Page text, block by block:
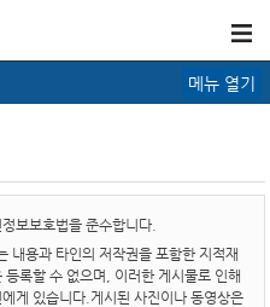
메뉴 열기
보보호법을 준수합니다.
내용과 타인의 저작권을 포함한 지적재
록할 수 없으며, 이러한 게시물로 인해
게 있습니다.게시된 사진이나 동영상은